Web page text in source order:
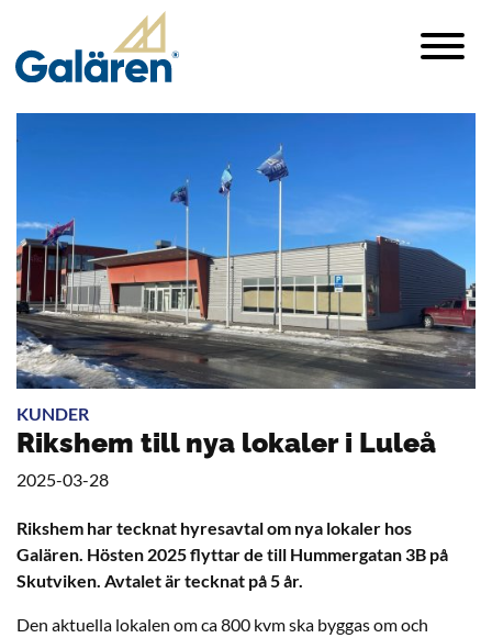
KUNDER
Rikshem till nya lokaler i Luleå
2025-03-28
Rikshem har tecknat hyresavtal om nya lokaler hos
Galären. Hösten 2025 flyttar de till Hummergatan 3B på
Skutviken. Avtalet är tecknat på 5 år.
Den aktuella lokalen om ca 800 kvm ska byggas om och